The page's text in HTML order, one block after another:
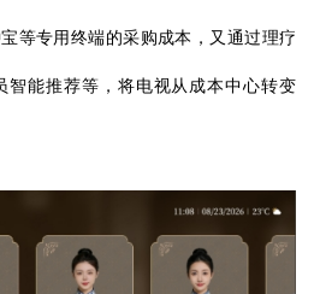
等专用终端的采购成本，又通过理疗
智能推荐等，将电视从成本中心转变